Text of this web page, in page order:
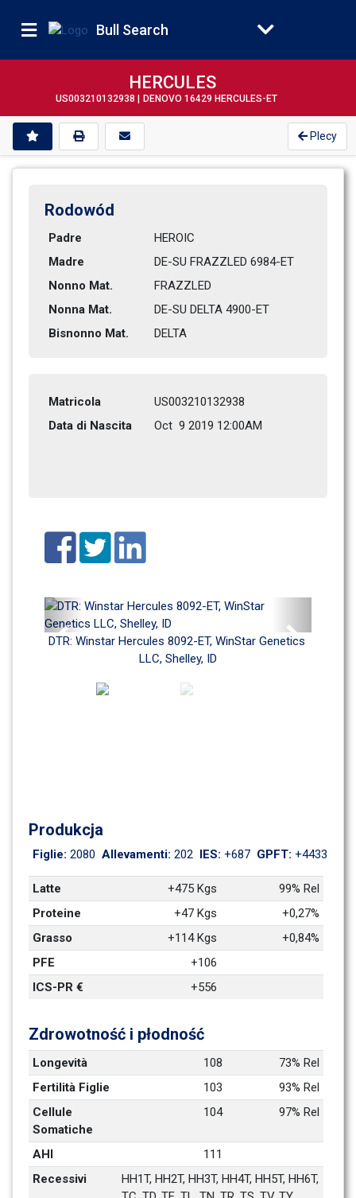
Bull Search
HERCULES
US003210132938 | DENOVO 16429 HERCULES-ET
Plecy
Rodowód
Padre
HEROIC
Madre
DE-SU FRAZZLED 6984-ET
Nonno Mat.
FRAZZLED
Nonna Mat.
DE-SU DELTA 4900-ET
Bisnonno Mat.
DELTA
Matricola
US003210132938
Data di Nascita
Oct  9 2019 12:00AM
DTR: Winstar Hercules 8092-ET, WinStar Genetics
LLC, Shelley, ID
Previous Next
Produkcja
Figlie: 2080 Allevamenti: 202 IES: +687 GPFT: +4433
Latte +475 Kgs
99% Rel
Proteine
+47 Kgs
+0,27%
Grasso
+114 Kgs
+0,84%
PFE
+106
ICS-PR €
+556
Zdrowotność i płodność
Longevità 108
73% Rel
Fertilità Figlie
103
93% Rel
Cellule
Somatiche
104 97% Rel
AHI
111
Recessivi
HH1T, HH2T, HH3T, HH4T, HH5T, HH6T,